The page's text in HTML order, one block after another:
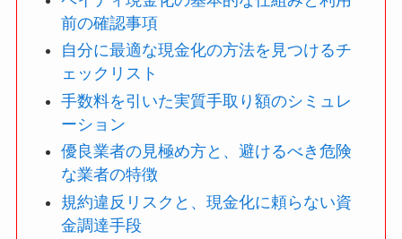
前の確認事項
自分に最適な現金化の方法を見つけるチ
ェックリスト
手数料を引いた実質手取り額のシミュレ
ーション
優良業者の見極め方と、避けるべき危険
な業者の特徴
規約違反リスクと、現金化に頼らない資
金調達手段